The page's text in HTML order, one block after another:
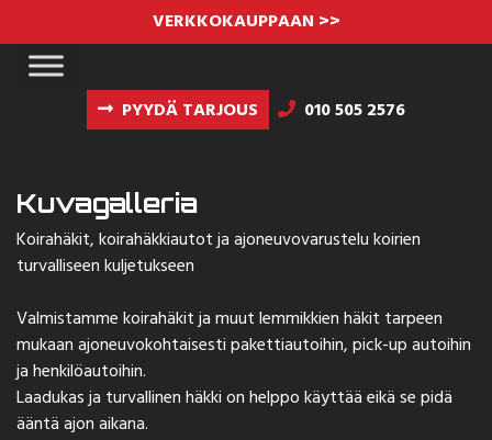
VERKKOKAUPPAAN >>
PYYDÄ TARJOUS 010 505 2576
Kuvagalleria
Koirahäkit, koirahäkkiautot ja ajoneuvovarustelu koirien
turvalliseen kuljetukseen
Valmistamme koirahäkit ja muut lemmikkien häkit tarpeen
mukaan ajoneuvokohtaisesti pakettiautoihin, pick-up autoihin
ja henkilöautoihin.
Laadukas ja turvallinen häkki on helppo käyttää eikä se pidä
ääntä ajon aikana.